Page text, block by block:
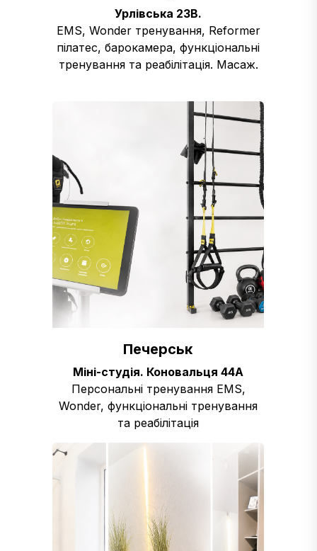
Міні-студія. Коновальця 44А
Персональні тренування ЕMS,
Wonder, функціональні тренування
та реабілітація
Печерськ
Урлівська 23В.
EMS, Wonder тренування, Reformer
пілатес, барокамера, функціональні
тренування та реабілітація. Масаж.